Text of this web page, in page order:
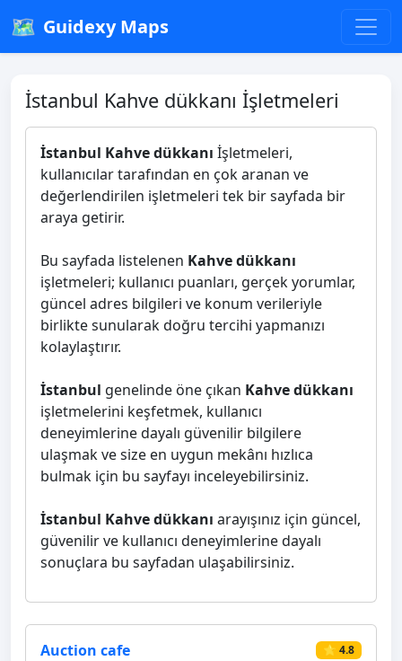
🗺️ Guidexy Maps
İstanbul Kahve dükkanı İşletmeleri
İstanbul Kahve dükkanı İşletmeleri,
kullanıcılar tarafından en çok aranan ve
değerlendirilen işletmeleri tek bir sayfada bir
araya getirir.
Bu sayfada listelenen Kahve dükkanı
işletmeleri; kullanıcı puanları, gerçek yorumlar,
güncel adres bilgileri ve konum verileriyle
birlikte sunularak doğru tercihi yapmanızı
kolaylaştırır.
İstanbul genelinde öne çıkan Kahve dükkanı
işletmelerini keşfetmek, kullanıcı
deneyimlerine dayalı güvenilir bilgilere
ulaşmak ve size en uygun mekânı hızlıca
bulmak için bu sayfayı inceleyebilirsiniz.
İstanbul Kahve dükkanı arayışınız için güncel,
güvenilir ve kullanıcı deneyimlerine dayalı
sonuçlara bu sayfadan ulaşabilirsiniz.
Auction cafe ⭐ 4.8